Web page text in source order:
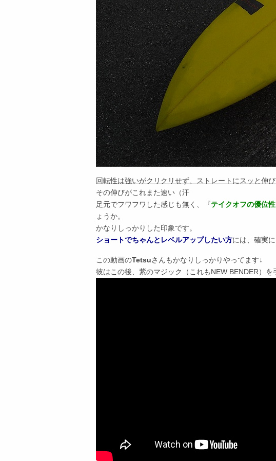
回転性は強いがクリクリせず、ストレートにスッと伸び
その伸びがこれまた速い（汗
足元でフワフワした感じも無く、『テイクオフの優位
ょうか。
かなりしっかりした印象です。
ショートでちゃんとレベルアップしたい方には、確実
この動画のTetsuさんもかなりしっかりやってます↓
彼はこの後、紫のマジック（これもNEW BENDER）